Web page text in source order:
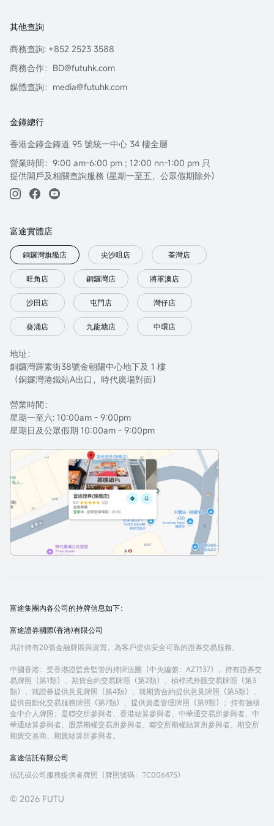
其他查詢
商務查詢: +852 2523 3588
商務合作：BD@futuhk.com
媒體查詢：media@futuhk.com
金鐘總行
香港金鐘金鐘道 95 號統一中心 34 樓全層
營業時間：9:00 am-6:00 pm ; 12:00 nn-1:00 pm 只
提供開戶及相關查詢服務 (星期一至五，公眾假期除外)
富途實體店
銅鑼灣旗艦店 尖沙咀店 荃灣店
旺角店 銅鑼灣店 將軍澳店
沙田店 屯門店 灣仔店
葵涌店 九龍塘店 中環店
地址：
銅鑼灣羅素街38號金朝陽中心地下及 1 樓
（銅鑼灣港鐵站A出口，時代廣場對面）
營業時間：
星期一至六: 10:00am - 9:00pm
星期日及公眾假期 10:00am - 9:00pm
富途集團內各公司的持牌信息如下：
富途證券國際(香港)有限公司
共計持有20張金融牌照與資質，為客戶提供安全可靠的證券交易服務。
中國香港：受香港證監會監管的持牌法團（中央編號：AZT137），持有證券交
易牌照（第1類）、期貨合約交易牌照（第2類）、槓桿式外匯交易牌照（第3
類）、就證券提供意見牌照（第4類）、就期貨合約提供意見牌照（第5類）、
提供自動化交易服務牌照（第7類）、提供資產管理牌照（第9類）；持有強積
金中介人牌照；是聯交所參與者、香港結算參與者、中華通交易所參與者、中
華通結算參與者、股票期權交易所參與者、聯交所期權結算所參與者、期交所
期貨交易商、期貨結算所參與者。
富途信託有限公司
信託或公司服務提供者牌照（牌照號碼：TC006475）
© 2026 FUTU